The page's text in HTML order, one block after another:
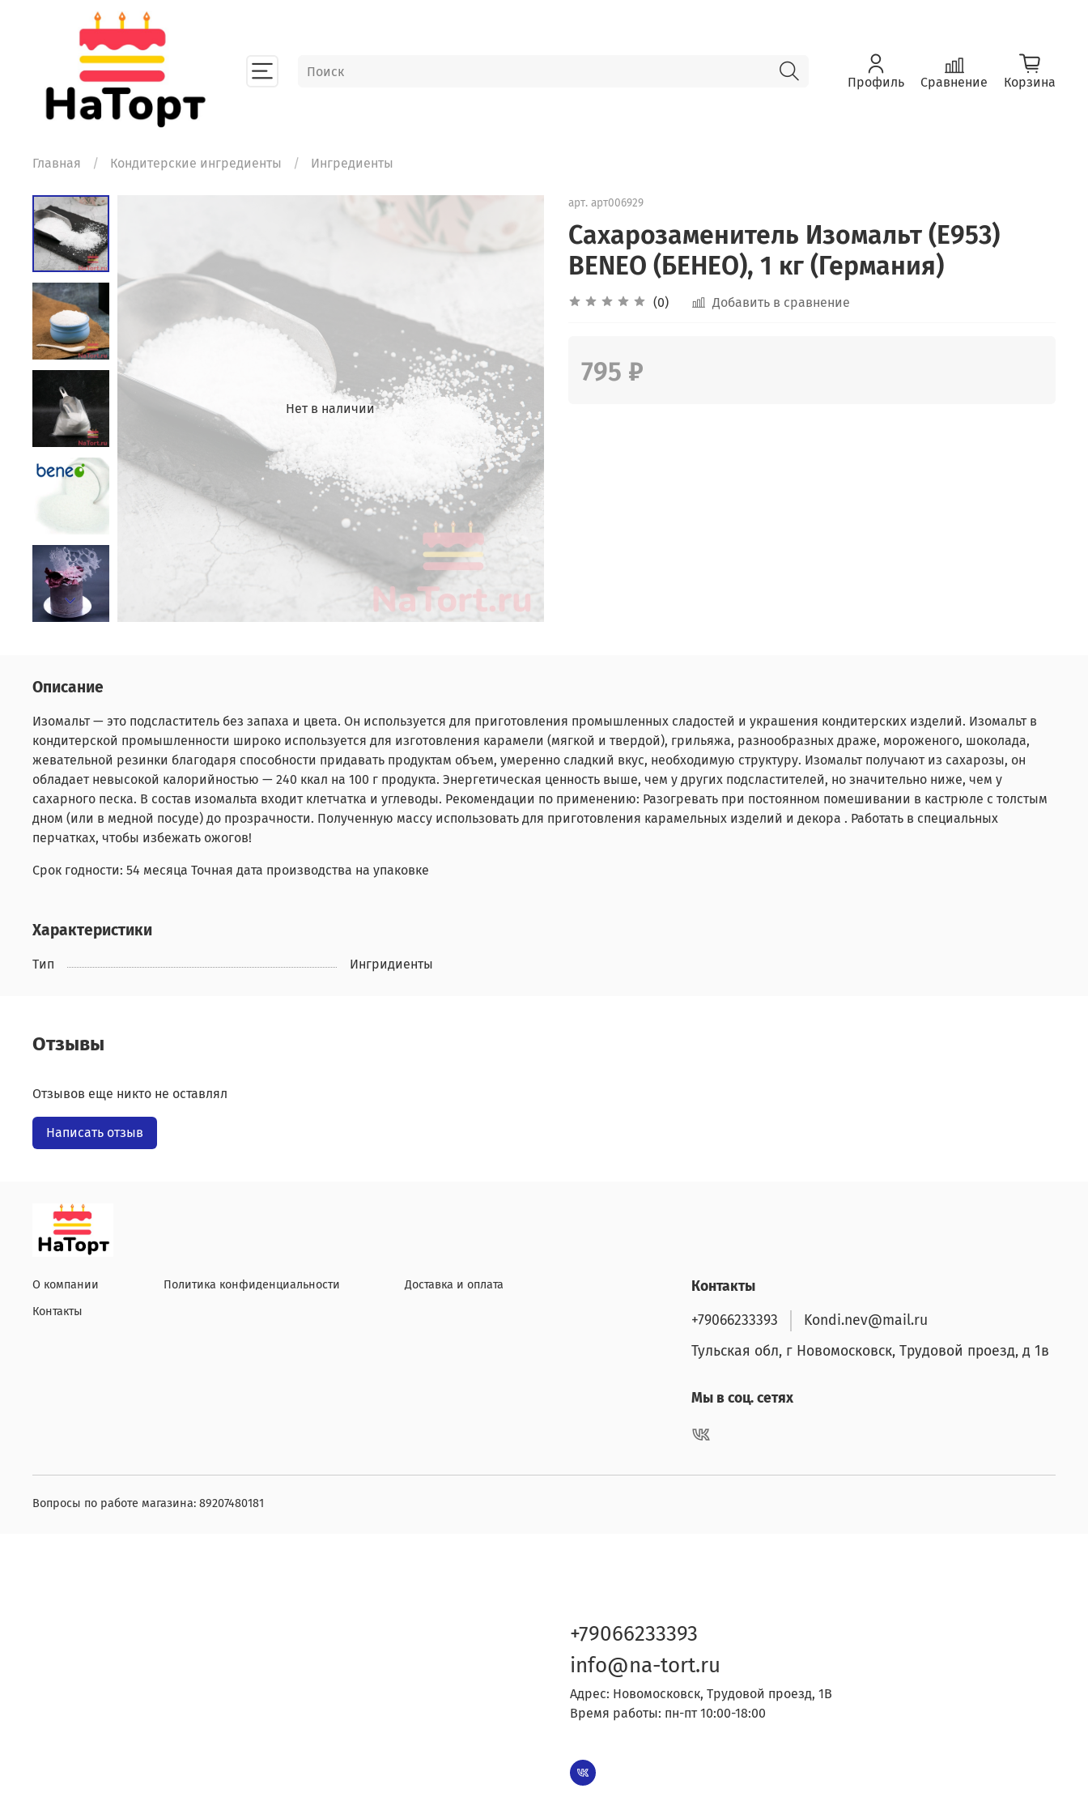
Профиль Сравнение Корзина
Главная Кондитерские ингредиенты Ингредиенты
Нет в наличии
арт. арт006929
Сахарозаменитель Изомальт (E953)
BENEO (БЕНЕО), 1 кг (Германия)
(0) Добавить в сравнение
795 ₽
Описание
Изомальт — это подсластитель без запаха и цвета. Он используется для приготовления промышленных сладостей и украшения кондитерских изделий. Изомальт в
кондитерской промышленности широко используется для изготовления карамели (мягкой и твердой), грильяжа, разнообразных драже, мороженого, шоколада,
жевательной резинки благодаря способности придавать продуктам объем, умеренно сладкий вкус, необходимую структуру. Изомальт получают из сахарозы, он
обладает невысокой калорийностью — 240 ккал на 100 г продукта. Энергетическая ценность выше, чем у других подсластителей, но значительно ниже, чем у
сахарного песка. В состав изомальта входит клетчатка и углеводы. Рекомендации по применению: Разогревать при постоянном помешивании в кастрюле с толстым
дном (или в медной посуде) до прозрачности. Полученную массу использовать для приготовления карамельных изделий и декора . Работать в специальных
перчатках, чтобы избежать ожогов!
Срок годности: 54 месяца Точная дата производства на упаковке
Характеристики
Тип Ингридиенты
Отзывы
Отзывов еще никто не оставлял
Написать отзыв
О компании
Контакты
Политика конфиденциальности Доставка и оплата
Контакты
+79066233393
Kondi.nev@mail.ru
Тульская обл, г Новомосковск, Трудовой проезд, д 1в
Мы в соц. сетях
Вопросы по работе магазина: 89207480181
+79066233393
info@na-tort.ru
Адрес: Новомосковск, Трудовой проезд, 1В
Время работы: пн-пт 10:00-18:00